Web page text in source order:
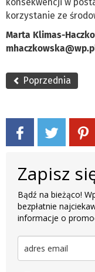
konsekwencji w
korzystanie
Marta Klimas-
Poprzednia
Zapisz
Bądź na bieżąco!
bezpłatnie
informacje o